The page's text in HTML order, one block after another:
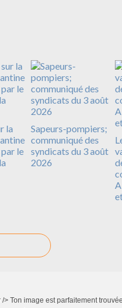
la
le
Sapeurs-pompiers;
communiqué des
syndicats du 3 août
2026
> Ton image est parfaitement